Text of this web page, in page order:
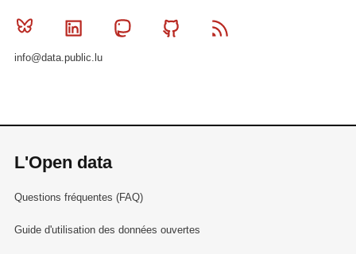
Bluesky Linkedin MastodonGithub
info@data.public.lu
L'Open data
Questions fréquentes (FAQ)
Guide d'utilisation des données ouvertes